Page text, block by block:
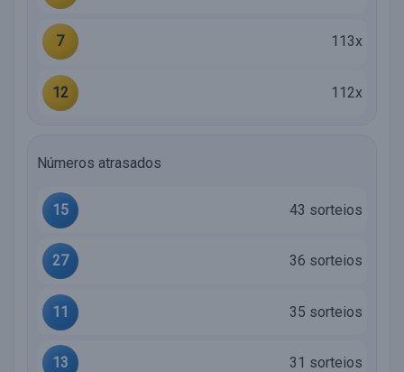
7 113x
12 112x
Números atrasados
15 43 sorteios
27 36 sorteios
11 35 sorteios
13 31 sorteios